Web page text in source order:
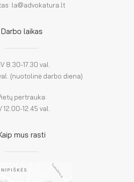
la@advokatura.lt
Darbo laikas
8.30-17.30 val.
(nuotolinė darbo diena)
pertrauka:
12.00-12.45 val.
mus rasti